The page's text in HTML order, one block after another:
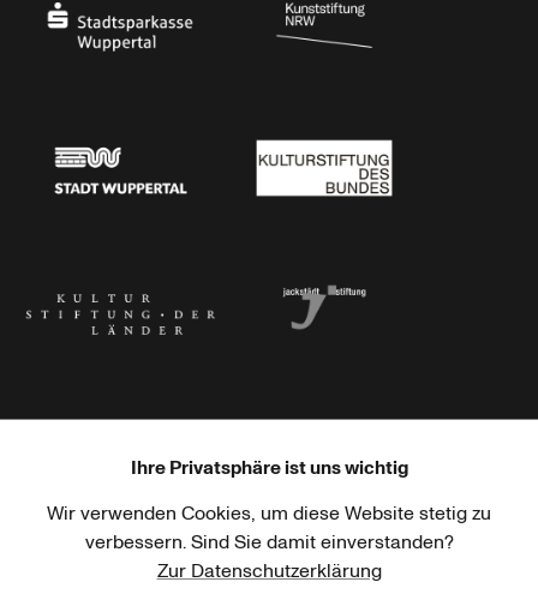
Haus der Kulturen der Welt Goethe-Institut
Ihre Privatsphäre ist uns wichtig
Wir verwenden Cookies, um diese Website stetig zu
verbessern. Sind Sie damit einverstanden?
Zur Datenschutzerklärung